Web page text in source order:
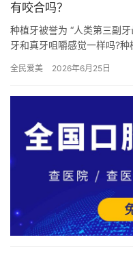
有咬合吗？
种植牙被誉为 “人类第三副
牙和真牙咀嚼感觉一样吗?
全民爱美 2026年6月25日